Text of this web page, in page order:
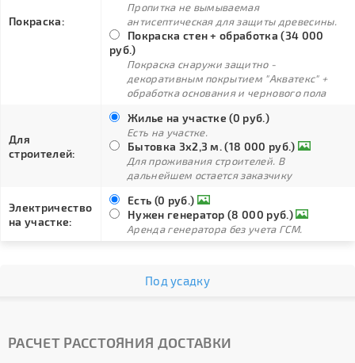
Покраска:
Пропитка не вымываемая
антисептическая для защиты древесины.
Покраска стен + обработка (34 000
руб.)
Покраска снаружи защитно -
декоративным покрытием "Акватекс" +
обработка основания и чернового пола
Для
строителей:
Жилье на участке (0 руб.)
Есть на участке.
Бытовка 3х2,3 м. (18 000 руб.)
Для проживания строителей. В
дальнейшем остается заказчику
Электричество
на участке:
Есть (0 руб.)
Нужен генератор (8 000 руб.)
Аренда генератора без учета ГСМ.
Под усадку
РАСЧЕТ РАССТОЯНИЯ ДОСТАВКИ